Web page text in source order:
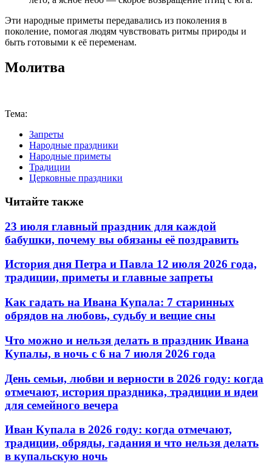
Эти народные приметы передавались из поколения в
поколение, помогая людям чувствовать ритмы природы и
быть готовыми к её переменам.
Молитва
Тема:
Запреты
Народные праздники
Народные приметы
Традиции
Церковные праздники
Читайте также
23 июля главный праздник для каждой
бабушки, почему вы обязаны её поздравить
История дня Петра и Павла 12 июля 2026 года,
традиции, приметы и главные запреты
Как гадать на Ивана Купала: 7 старинных
обрядов на любовь, судьбу и вещие сны
Что можно и нельзя делать в праздник Ивана
Купалы, в ночь с 6 на 7 июля 2026 года
День семьи, любви и верности в 2026 году: когда
отмечают, история праздника, традиции и идеи
для семейного вечера
Иван Купала в 2026 году: когда отмечают,
традиции, обряды, гадания и что нельзя делать
в купальскую ночь